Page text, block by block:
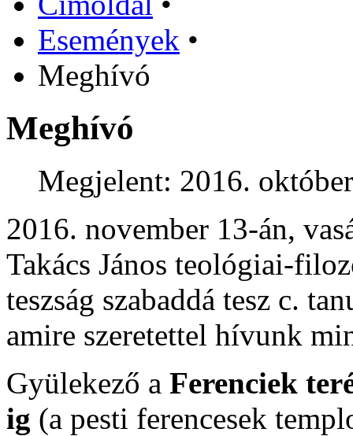
Események •
Meghívó
Meghívó
Megjelent: 2016.
2016. november 13-án,
Takács János teológiai-
teszság szabaddá tesz c.
amire szeretettel hívunk
Gyülekező a Ferenciek
ig (a pesti ferencesek